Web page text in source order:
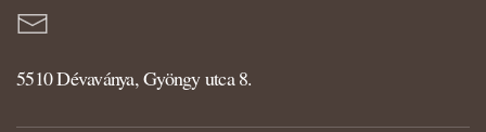
5510 Dévaványa, Gyöngy utca 8.